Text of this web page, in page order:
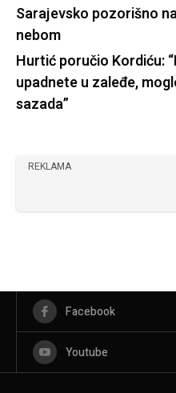
Sarajevsko pozorišno
nebom
Hurtić poručio Kordiću:
upadnete u zaleđe,
sazada”
REKLAMA
Facebook
Youtube